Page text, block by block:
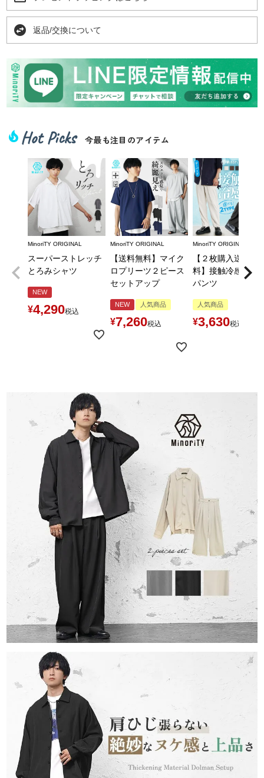
swap_horizontal_circle 返品/交換について
local_fire_department Hot Picks 今最も注目のアイテム
MinoriTY ORIGINAL
スーパーストレッチ
とろみシャツ
NEW
¥4,290税込
MinoriTY ORIGINAL
【送料無料】マイク
ロプリーツ２ピース
セットアップ
NEW 人気商品
¥7,260税込
MinoriTY ORIGINAL
【２枚購入送料無
料】接触冷感とろ
パンツ
人気商品
¥3,630税込